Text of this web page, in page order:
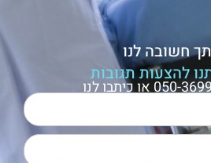
חשובה לנו
להצעות תגובות